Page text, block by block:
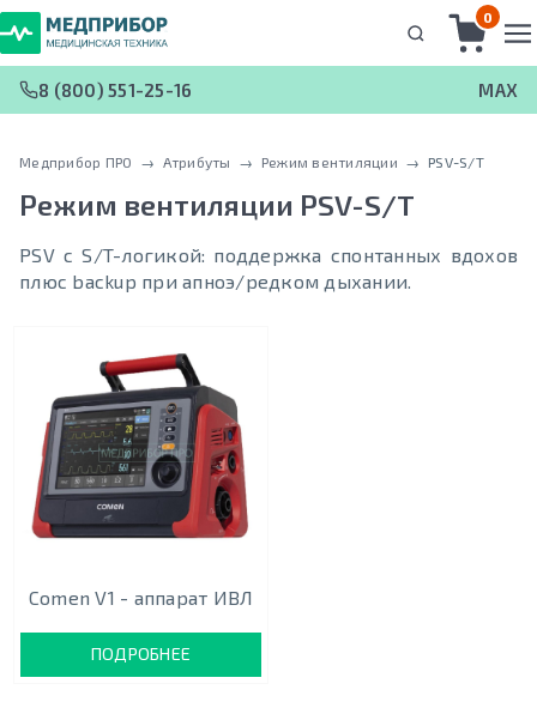
0
8 (800) 551-25-16 MAX
Медприбор ПРО → Атрибуты → Режим вентиляции → PSV-S/T
Режим вентиляции PSV-S/T
PSV с S/T-логикой: поддержка спонтанных вдохов
плюс backup при апноэ/редком дыхании.
Comen V1 - аппарат ИВЛ
ПОДРОБНЕЕ